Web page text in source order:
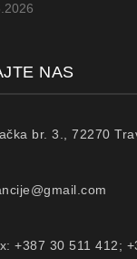
NAS
br. 3., 72270
+387 30 511 412;